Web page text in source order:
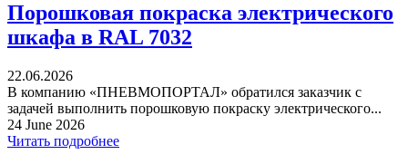
Порошковая покраска электрического
шкафа в RAL 7032
22.06.2026
В компанию «ПНЕВМОПОРТАЛ» обратился заказчик с
задачей выполнить порошковую покраску электрического...
24 June 2026
Читать подробнее